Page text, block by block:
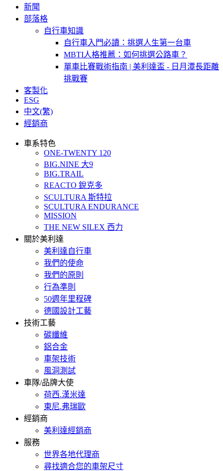
新聞
部落格
自行車知識
自行車入門必讀：挑選人生第一台車
MBTI人格推薦：如何挑選公路車？
單車比賽戰術指南 | 美利達盃 - 日月潭長距離
挑戰賽
客製化
ESG
中文(繁)
經銷商
車系特色
ONE-TWENTY 120
BIG.NINE 大9
BIG.TRAIL
REACTO 銳克多
SCULTURA 斯特拉
SCULTURA ENDURANCE
MISSION
THE NEW SILEX 西力
關於美利達
美利達自行車
我們的使命
我們的原則
行為準則
50週年里程碑
德國設計工藝
技術工藝
碳纖維
鋁合金
車架技術
風洞測試
車隊/品牌大使
荷西.漢米達
東尼.弗瑞歐
經銷商
美利達經銷商
服務
世界各地代理商
尋找適合您的車架尺寸